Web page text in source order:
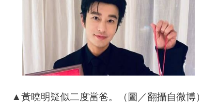
▲黃曉明疑似二度當爸。（圖／翻攝自微博）